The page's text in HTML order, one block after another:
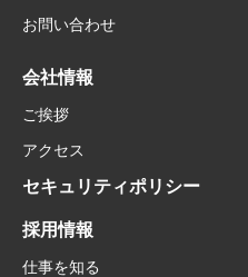
お問い合わせ
会社情報
ご挨拶
アクセス
セキュリティポリシー
採用情報
仕事を知る